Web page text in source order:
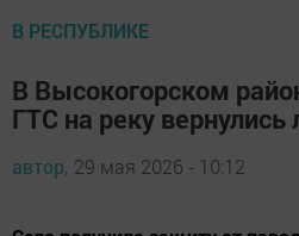
В РЕСПУБЛИКЕ
В Высокогорском
ГТС на реку вернулись
автор, 29 мая 2026 - 10:12